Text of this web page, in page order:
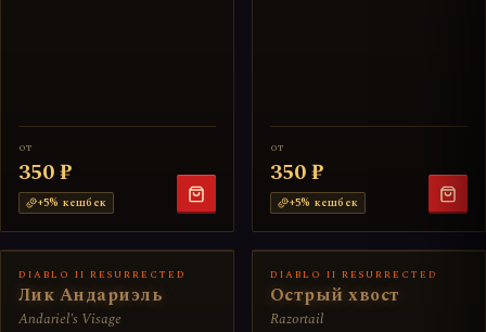
от
350 ₽
+5% кешбек
от
350 ₽
+5% кешбек
DIABLO II RESURRECTED
Лик Андариэль
Andariel's Visage
DIABLO II RESURRECTED
Острый хвост
Razortail